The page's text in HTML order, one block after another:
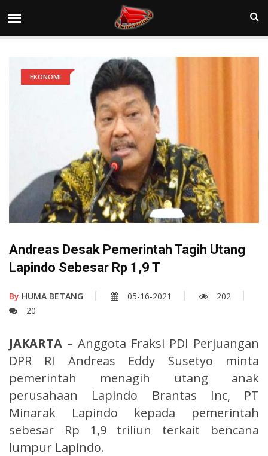
EKONOMI
Andreas Desak Pemerintah Tagih Utang
Lapindo Sebesar Rp 1,9 T
By HUMA BETANG 05-16-2021
202
20
JAKARTA – Anggota Fraksi PDI Perjuangan
DPR RI Andreas Eddy Susetyo minta
pemerintah menagih utang anak
perusahaan Lapindo Brantas Inc, PT
Minarak Lapindo kepada pemerintah
sebesar Rp 1,9 triliun terkait bencana
lumpur Lapindo.